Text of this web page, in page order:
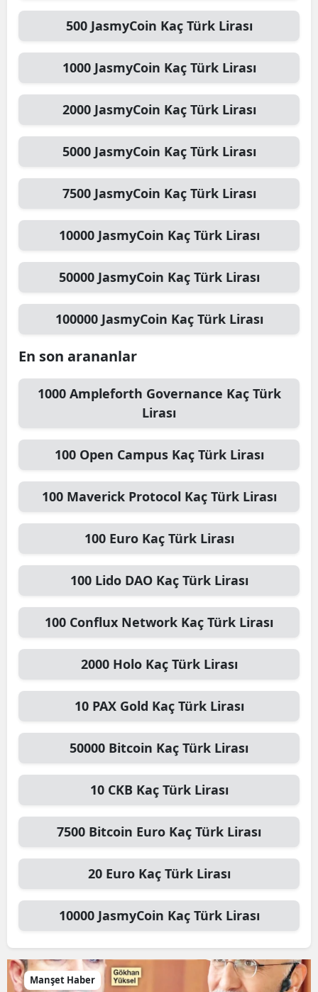
500 JasmyCoin Kaç Türk Lirası
1000 JasmyCoin Kaç Türk Lirası
2000 JasmyCoin Kaç Türk Lirası
5000 JasmyCoin Kaç Türk Lirası
7500 JasmyCoin Kaç Türk Lirası
10000 JasmyCoin Kaç Türk Lirası
50000 JasmyCoin Kaç Türk Lirası
100000 JasmyCoin Kaç Türk Lirası
En son arananlar
1000 Ampleforth Governance Kaç Türk
Lirası
100 Open Campus Kaç Türk Lirası
100 Maverick Protocol Kaç Türk Lirası
100 EuroKaç Türk Lirası
100 Lido DAO Kaç Türk Lirası
100 Conflux Network Kaç Türk Lirası
2000 Holo Kaç Türk Lirası
10 PAX Gold Kaç Türk Lirası
50000 Bitcoin Kaç Türk Lirası
10 CKB Kaç Türk Lirası
7500 Bitcoin Euro Kaç Türk Lirası
20 EuroKaç Türk Lirası
10000 JasmyCoin Kaç Türk Lirası
Manşet Haber